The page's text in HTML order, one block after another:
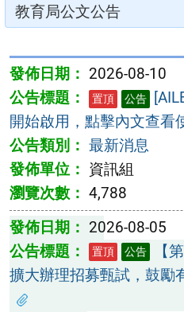
教育局公文公告
2026-08-10
置頂 公告
開始啟用，點擊內文查看
最新消息
資訊組
4,788
2026-08-05
置頂 公告
【
擴大辦理招募甄試，鼓勵